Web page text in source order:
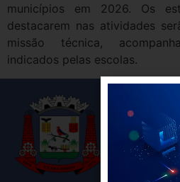
municípios em 2026. Os
destacarem nas atividades
missão técnica,
indicados pelas escolas.